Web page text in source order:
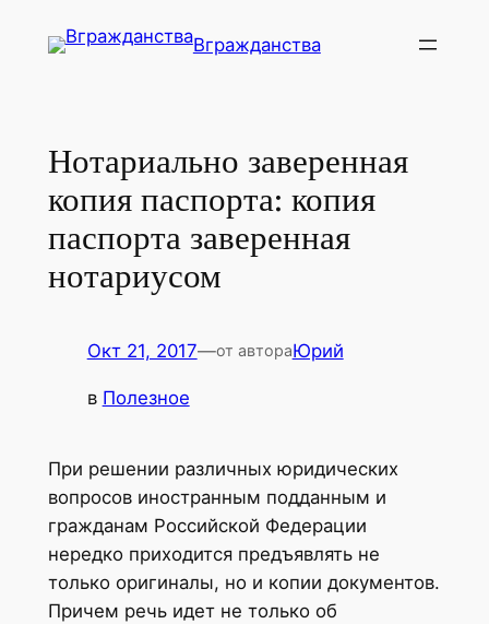
Вгражданства
Нотариально заверенная
копия паспорта: копия
паспорта заверенная
нотариусом
Окт 21, 2017—от автораЮрий
в Полезное
При решении различных юридических
вопросов иностранным подданным и
гражданам Российской Федерации
нередко приходится предъявлять не
только оригиналы, но и копии документов.
Причем речь идет не только об